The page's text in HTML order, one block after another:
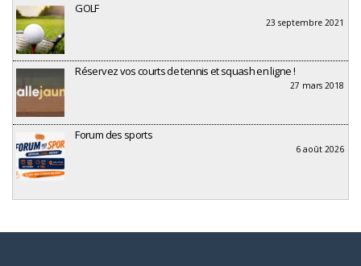
GOLF
23 septembre 2021
Réservez vos courts de tennis et squash en ligne !
27 mars 2018
Forum des sports
6 août 2026